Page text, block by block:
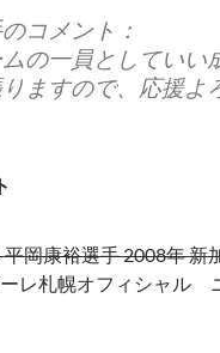
コメント：
の一員としていい
ますので、応援よ
岡康裕選手 2008年 新
レ札幌オフィシャル